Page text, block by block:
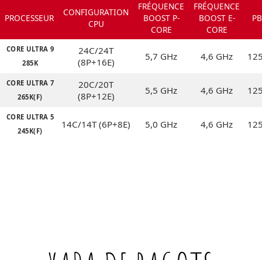
PROCESSEUR
CONFIGURATION
CPU
FRÉQUENCE
BOOST P-
CORE
FRÉQUENCE
BOOST E-
CORE
CORE ULTRA 9
285K
24C/24T
(8P+16E)
5,7 GHz 4,6 GHz
CORE ULTRA 7
265K(F)
20C/20T
(8P+12E)
5,5 GHz 4,6 GHz
CORE ULTRA 5
245K(F)
14C/14T (6P+8E) 5,0 GHz 4,6 GHz